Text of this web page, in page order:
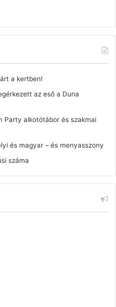
a kertben!
az eső a Duna
Party alkotótábor és szakmai
és magyar – és menyasszony
száma